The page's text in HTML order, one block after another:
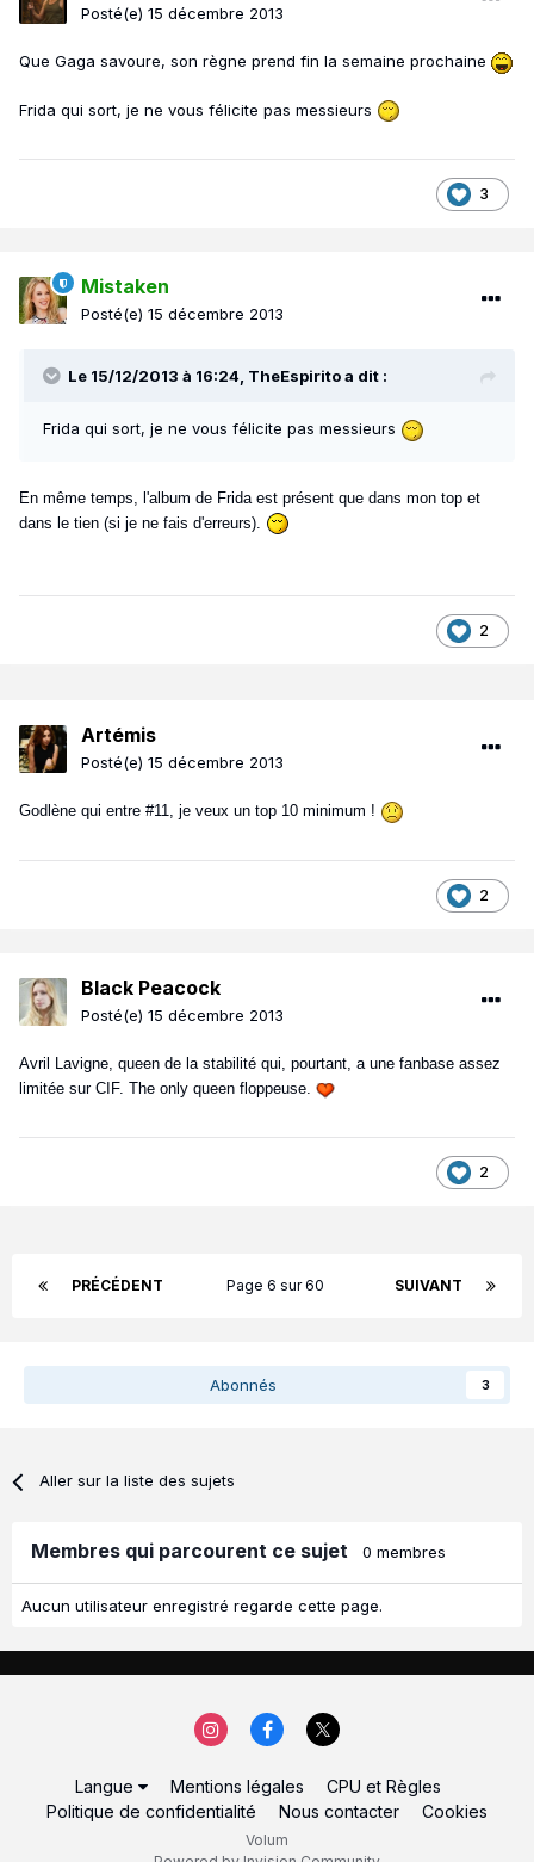
Posté(e) 15 décembre 2013
Que Gaga savoure, son règne prend fin la semaine prochaine
Frida qui sort, je ne vous félicite pas messieurs
3
Mistaken
Posté(e) 15 décembre 2013
Le 15/12/2013 à 16:24, TheEspirito a dit :
Frida qui sort, je ne vous félicite pas messieurs
En même temps, l'album de Frida est présent que dans mon top et
dans le tien (si je ne fais d'erreurs).
2
Artémis
Posté(e) 15 décembre 2013
Godlène qui entre #11, je veux un top 10 minimum !
2
Black Peacock
Posté(e) 15 décembre 2013
Avril Lavigne, queen de la stabilité qui, pourtant, a une fanbase assez
limitée sur CIF. The only queen floppeuse.
2
PRÉCÉDENT SUIVANT
Page 6 sur 60
Abonnés 3
Aller sur la liste des sujets
Membres qui parcourent ce sujet 0 membres
Aucun utilisateur enregistré regarde cette page.
Langue Mentions légales
CPU et Règles
Politique de confidentialité
Nous contacter Cookies
Volum